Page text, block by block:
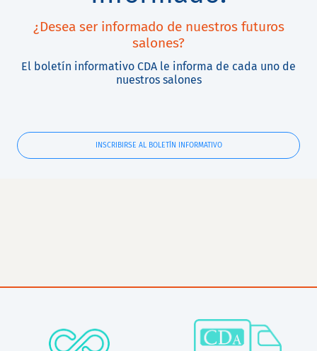
¿Desea ser informado de nuestros futuros
salones?
El boletín informativo CDA le informa de cada uno de
nuestros salones
INSCRIBIRSE AL BOLETÍN INFORMATIVO